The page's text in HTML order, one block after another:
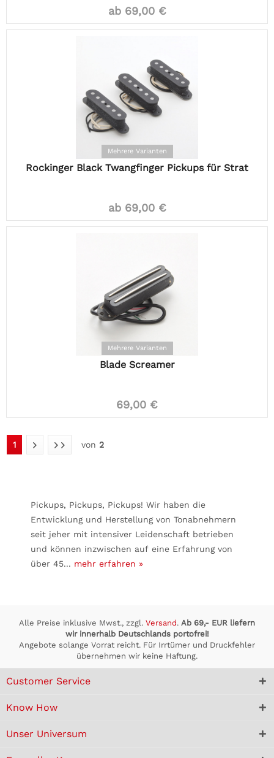
ab 69,00 €
Mehrere Varianten
Rockinger Black Twangfinger Pickups für Strat
ab 69,00 €
Mehrere Varianten
Blade Screamer
69,00 €
1 von 2
Pickups, Pickups, Pickups! Wir haben die
Entwicklung und Herstellung von Tonabnehmern
seit jeher mit intensiver Leidenschaft betrieben
und können inzwischen auf eine Erfahrung von
über 45... mehr erfahren »
Alle Preise inklusive Mwst., zzgl. Versand. Ab 69,- EUR liefern
wir innerhalb Deutschlands portofrei!
Angebote solange Vorrat reicht. Für Irrtümer und Druckfehler
übernehmen wir keine Haftung.
Customer Service
Know How
Unser Universum